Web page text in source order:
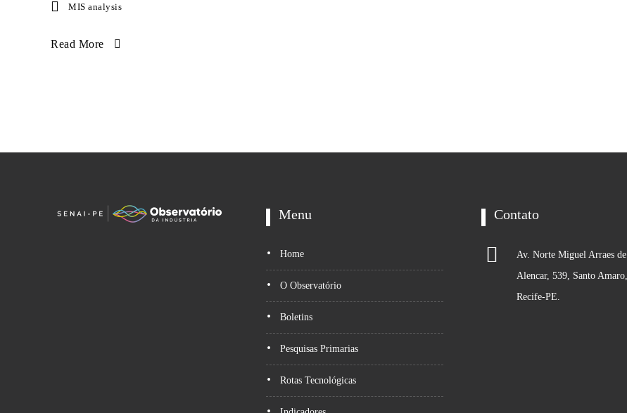
MIS analysis
Read More
Menu
Home
O Observatório
Boletins
Pesquisas Primarias
Rotas Tecnológicas
Contato
Av. Norte Miguel Arraes de
Alencar, 539, Santo Amaro,
Recife-PE.